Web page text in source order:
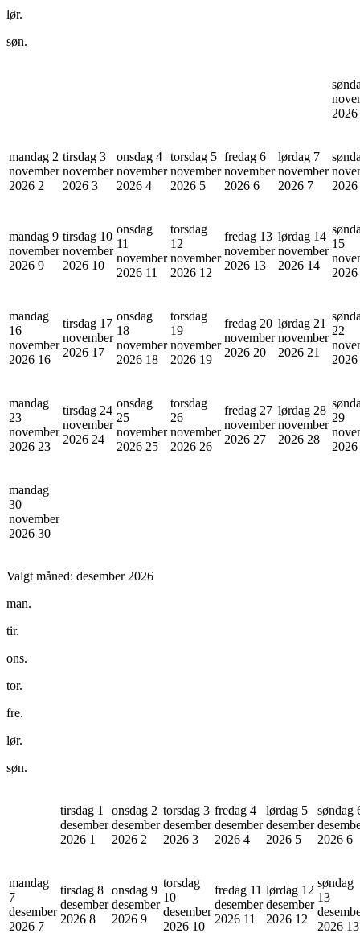
lør.
søn.
2026
mandag 2
november
2026 2
tirsdag 3
november
2026 3
onsdag 4
november
2026 4
torsdag 5
november
2026 5
fredag 6
november
2026 6
lørdag 7
november
2026 7
2026
mandag 9
november
2026 9
tirsdag 10
november
2026 10
onsdag
11
november
2026 11
torsdag
12
november
2026 12
fredag 13
november
2026 13
lørdag 14
november
2026 14
15
2026
mandag
16
november
2026 16
tirsdag 17
november
2026 17
onsdag
18
november
2026 18
torsdag
19
november
2026 19
fredag 20
november
2026 20
lørdag 21
november
2026 21
22
2026
mandag
23
november
2026 23
tirsdag 24
november
2026 24
onsdag
25
november
2026 25
torsdag
26
november
2026 26
fredag 27
november
2026 27
lørdag 28
november
2026 28
29
2026
mandag
30
november
2026 30
Valgt måned: desember 2026
man.
tir.
ons.
tor.
fre.
lør.
søn.
tirsdag 1
desember
2026 1
onsdag 2
desember
2026 2
torsdag 3
desember
2026 3
fredag 4
desember
2026 4
lørdag 5
desember
2026 5
søndag
2026 6
mandag
7
desember
2026 7
tirsdag 8
desember
2026 8
onsdag 9
desember
2026 9
torsdag
10
desember
2026 10
fredag 11
desember
2026 11
lørdag 12
desember
2026 12
søndag
13
2026 13